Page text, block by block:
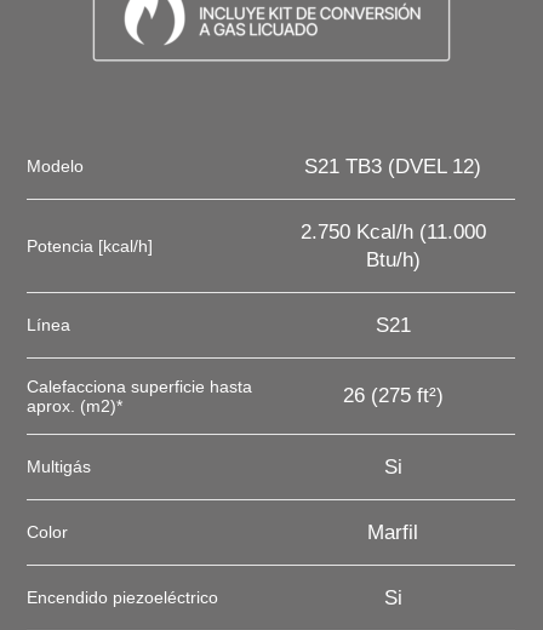
Modelo S21 TB3 (DVEL 12)
Potencia [kcal/h]
2.750 Kcal/h (11.000
Btu/h)
Línea S21
Calefacciona superficie hasta
aprox. (m2)*
26 (275 ft²)
Multigás Si
Color Marfil
Encendido piezoeléctrico Si